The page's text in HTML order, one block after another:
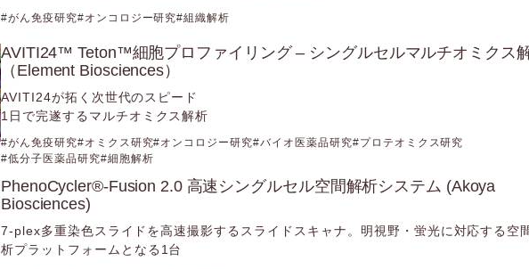
がん免疫研究 オンコロジー研究 組織解析
AVITI24™ Teton™細胞プロファイリング – シングルセルマルチオミクス
（Element Biosciences）
AVITI24が拓く次世代のスピード
1日で完遂するマルチオミクス解析
がん免疫研究 オミクス研究 オンコロジー研究 バイオ医薬品研究
プロテオミクス研究
低分子医薬品研究
細胞解析
PhenoCycler®-Fusion 2.0 高速シングルセル空間解析システム (Akoya
Biosciences)
7-plex多重染色スライドを高速撮影するスライドスキャナ。明視野・蛍光に対応する空
析プラットフォームとなる1台